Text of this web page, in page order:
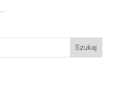
Szukaj